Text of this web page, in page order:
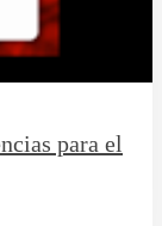
para el